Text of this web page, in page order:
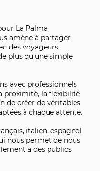
La Palma
amène à partager
des voyageurs
plus qu'une simple
avec professionnels
proximité, la flexibilité
de créer de véritables
à chaque attente.
italien, espagnol
nous permet de nous
à des publics